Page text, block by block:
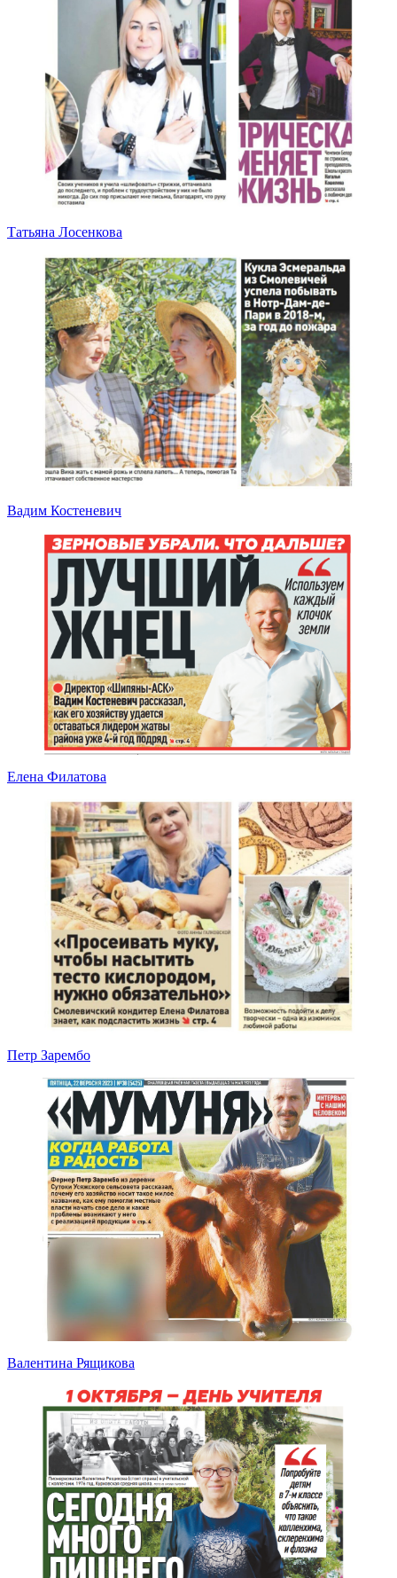
Татьяна Лосенкова
Вадим Костеневич
Елена Филатова
Петр Зарембо
Валентина Рящикова